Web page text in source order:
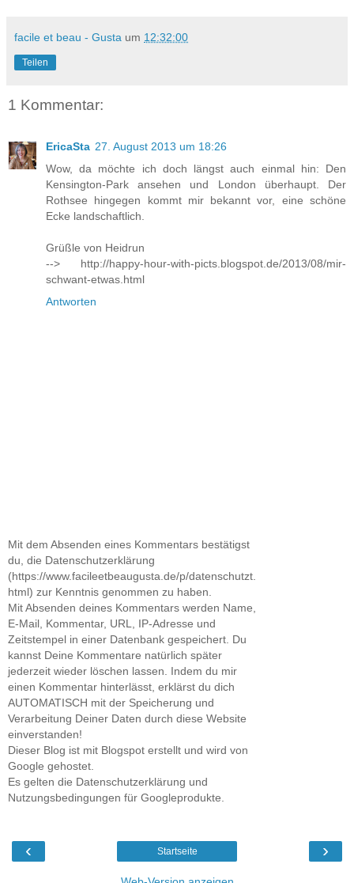
facile et beau - Gusta um 12:32:00
Teilen
1 Kommentar:
EricaSta 27. August 2013 um 18:26
Wow, da möchte ich doch längst auch einmal hin: Den
Kensington-Park ansehen und London überhaupt. Der
Rothsee hingegen kommt mir bekannt vor, eine schöne
Ecke landschaftlich.
Grüßle von Heidrun
--> http://happy-hour-with-picts.blogspot.de/2013/08/mir-
schwant-etwas.html
Antworten
Mit dem Absenden eines Kommentars bestätigst
du, die Datenschutzerklärung
(https://www.facileetbeaugusta.de/p/datenschutzt.
html) zur Kenntnis genommen zu haben.
Mit Absenden deines Kommentars werden Name,
E-Mail, Kommentar, URL, IP-Adresse und
Zeitstempel in einer Datenbank gespeichert. Du
kannst Deine Kommentare natürlich später
jederzeit wieder löschen lassen. Indem du mir
einen Kommentar hinterlässt, erklärst du dich
AUTOMATISCH mit der Speicherung und
Verarbeitung Deiner Daten durch diese Website
einverstanden!
Dieser Blog ist mit Blogspot erstellt und wird von
Google gehostet.
Es gelten die Datenschutzerklärung und
Nutzungsbedingungen für Googleprodukte.
‹ ›
Startseite